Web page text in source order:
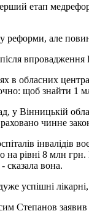
етап
реформи, але
в обласних
щоб знайти 1
Вінницькій
чинне
інвалідів
на рівні 8 млн
сказала вона.
успішні
Степанов